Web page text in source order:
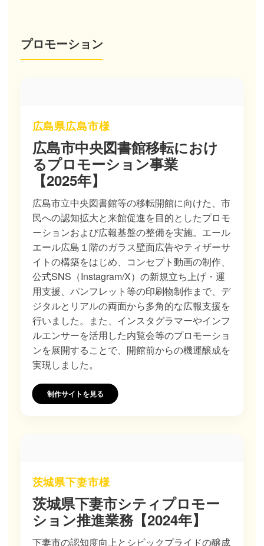
プロモーション
広島県広島市様
広島市中央図書館移転におけ
るプロモーション事業
【2025年】
広島市立中央図書館等の移転開館に向けた、市
民への認知拡大と来館促進を目的としたプロモ
ーションおよび広報基盤の整備を実施。エール
エール広島１階のガラス壁面広告やティザーサ
イトの構築をはじめ、コンセプト動画の制作、
公式SNS（Instagram/X）の新規立ち上げ・運
用支援、パンフレット等の印刷物制作まで、デ
ジタルとリアルの両面から多角的な広報支援を
行いました。また、インスタグラマーやインフ
ルエンサーを活用した内覧会等のプロモーショ
ンを展開することで、開館前からの機運醸成を
実現しました。
制作サイトを見る
茨城県下妻市様
茨城県下妻市シティプロモー
ション推進業務【2024年】
下妻市の認知度向上とシビックプライドの醸成